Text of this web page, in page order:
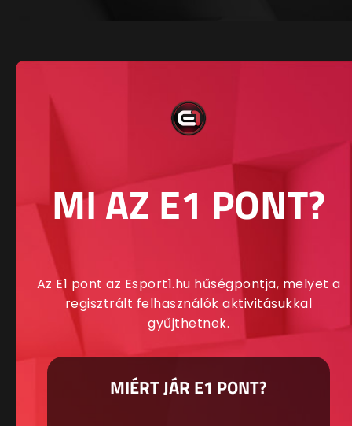
MI AZ E1 PONT?
Az E1 pont az Esport1.hu hűségpontja, melyet a
regisztrált felhasználók aktivitásukkal
gyűjthetnek.
MIÉRT JÁR E1 PONT?